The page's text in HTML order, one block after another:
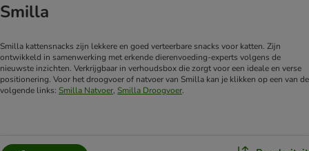
Smilla
Smilla kattensnacks zijn lekkere en goed verteerbare snacks voor katten. Zijn
ontwikkeld in samenwerking met erkende dierenvoeding-experts volgens de
nieuwste inzichten. Verkrijgbaar in verhoudsbox die zorgt voor een ideale en verse
positionering. Voor het droogvoer of natvoer van Smilla kan je klikken op een van de
volgende links: Smilla Natvoer, Smilla Droogvoer.